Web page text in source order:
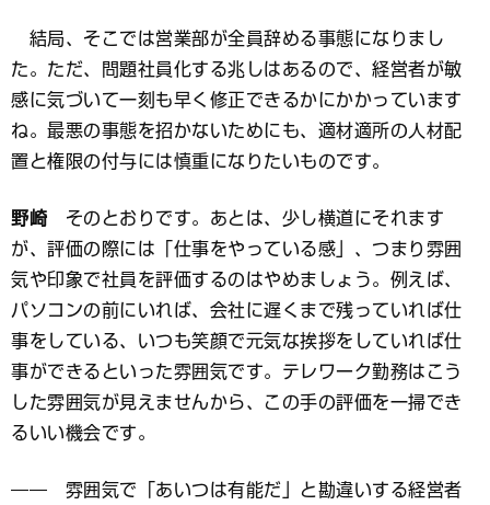
結局、そこでは営業部が全員辞める事態になりまし
た。ただ、問題社員化する兆しはあるので、経営者が敏
感に気づいて一刻も早く修正できるかにかかっています
ね。最悪の事態を招かないためにも、適材適所の人材配
置と権限の付与には慎重になりたいものです。
野崎 そのとおりです。あとは、少し横道にそれます
が、評価の際には「仕事をやっている感」、つまり雰囲
気や印象で社員を評価するのはやめましょう。例えば、
パソコンの前にいれば、会社に遅くまで残っていれば仕
事をしている、いつも笑顔で元気な挨拶をしていれば仕
事ができるといった雰囲気です。テレワーク勤務はこう
した雰囲気が見えませんから、この手の評価を一掃でき
るいい機会です。
―― 雰囲気で「あいつは有能だ」と勘違いする経営者